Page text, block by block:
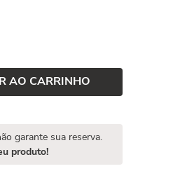
AO CARRINHO
garante sua reserva.
produto!